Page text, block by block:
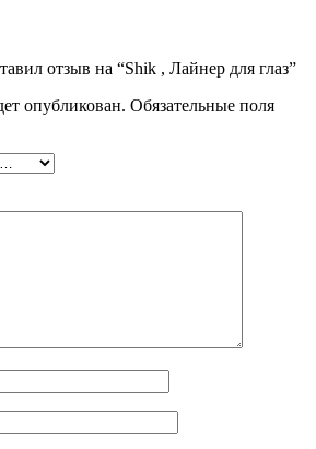
отзыв на “Shik , Лайнер для глаз”
опубликован. Обязательные поля